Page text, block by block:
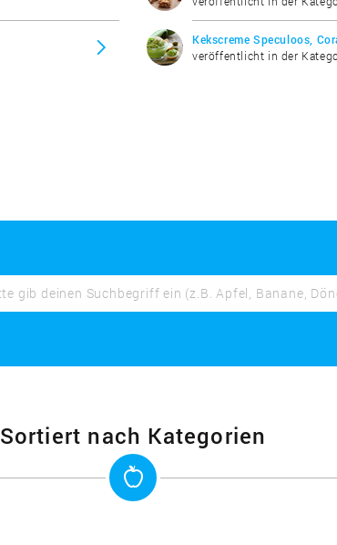
Kekscreme Speculoos,
veröffentlicht in der
Sortiert nach Kategorien